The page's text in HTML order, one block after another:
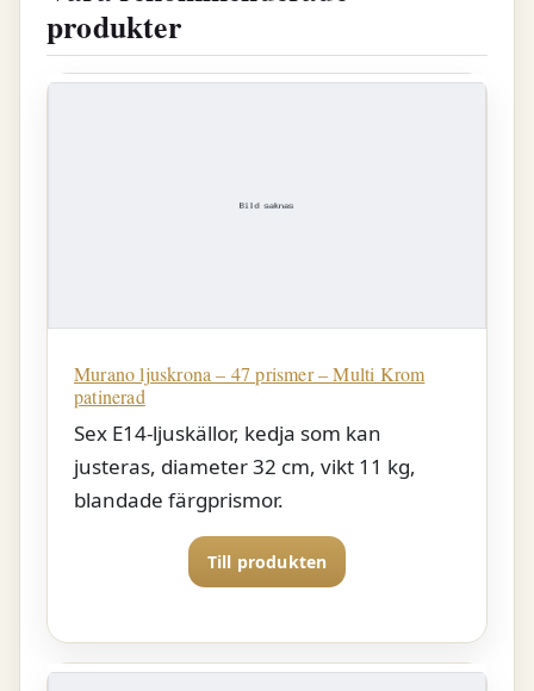
produkter
Murano ljuskrona – 47 prismer – Multi Krom
patinerad
Sex E14-ljuskällor, kedja som kan
justeras, diameter 32 cm, vikt 11 kg,
blandade färgprismor.
Till produkten